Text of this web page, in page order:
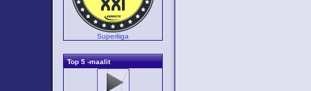
Superliiga
Top 5 -maalit